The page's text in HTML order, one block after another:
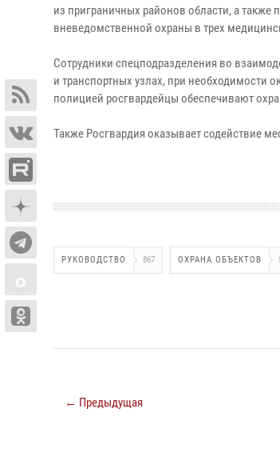
из приграничных районов области, а
вневедомственной охраны в трех
Сотрудники спецподразделения во
и транспортных узлах, при необходимости
полицией росгвардейцы обеспечивают
Также Росгвардия оказывает содействие
РУКОВОДСТВО 867 ОХРАНА ОБЪЕКТОВ
← Предыдущая